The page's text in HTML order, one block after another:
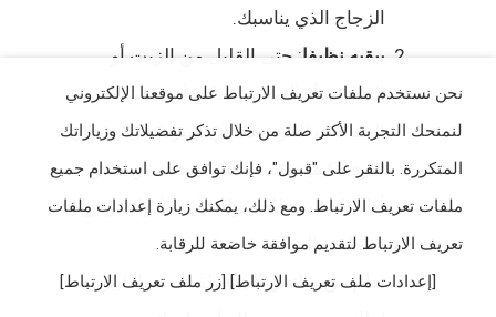
الزجاج الذي يناسبك.
يبقيه نظيفا: حتى القليل من الزيت أو
الشحوم أو الصابون يمكن أن يدمر
الفقاعات الموجودة في البيرة. هل تريد أن
تعرف كيفية تجنب ذلك؟ ابحث عن بعض
أدلة التنظيف للحصول على الأدوات ومواد
التنظيف المناسبة.
تعلم من صانعي الجعة: لقد صنعوا البيرة،
نحن نستخدم ملفات تعريف الارتباط على موقعنا الإلكتروني
لنمنحك التجربة الأكثر صلة من خلال تذكر تفضيلاتك وزياراتك
المتكررة. بالنقر على "قبول"، فإنك توافق على استخدام جميع
ملفات تعريف الارتباط. ومع ذلك، يمكنك زيارة إعدادات ملفات
تعريف الارتباط لتقديم موافقة خاضعة للرقابة.
[إعدادات ملف تعريف الارتباط] [زر ملف تعريف الارتباط]